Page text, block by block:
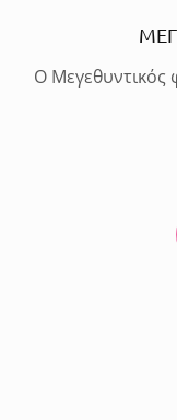
Ο Μεγεθυντικός